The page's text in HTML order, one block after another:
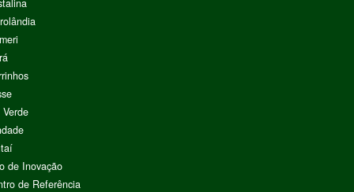
de Inovação
de Referência